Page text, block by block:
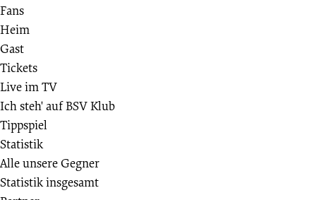
Fans
Heim
Gast
Tickets
Live im TV
Ich steh' auf BSV Klub
Tippspiel
Statistik
Alle unsere Gegner
Statistik insgesamt